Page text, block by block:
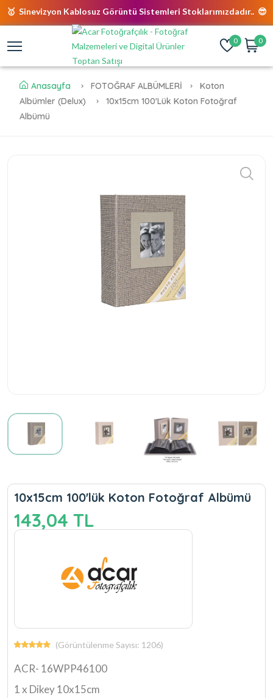
🥇 Sinevizyon Kablosuz Görüntü Sistemleri Stoklarımızdadır.. 😎
0 0
Anasayfa FOTOĞRAF ALBÜMLERİ
Koton
Albümler (Delux)
10x15cm 100'lük Koton Fotoğraf
Albümü
10x15cm 100'lük Koton Fotoğraf Albümü
143,04 TL
(Görüntülenme Sayısı: 1206)
ACR- 16WPP46100
1 x Dikey 10x15cm